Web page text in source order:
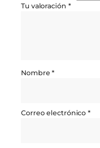
Tu valoración *
Nombre*
Correo electrónico*